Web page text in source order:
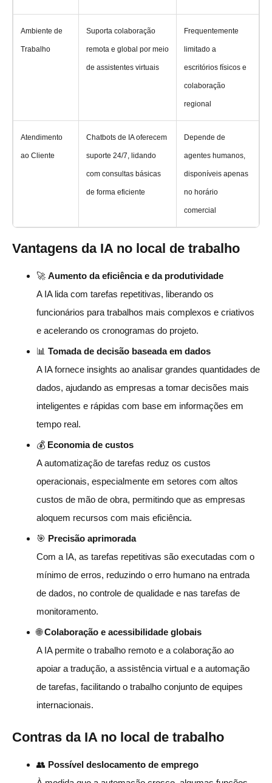
Ambiente de
Trabalho
Suporta colaboração
remota e global por meio
de assistentes virtuais
Frequentemente
limitado a
escritórios físicos e
colaboração
regional
Atendimento
ao Cliente
Chatbots de IA oferecem
suporte 24/7, lidando
com consultas básicas
de forma eficiente
Depende de
agentes humanos,
disponíveis apenas
no horário
comercial
Vantagens da IA no local de trabalho
🚀 Aumento da eficiência e da produtividade
A IA lida com tarefas repetitivas, liberando os
funcionários para trabalhos mais complexos e criativos
e acelerando os cronogramas do projeto.
📊 Tomada de decisão baseada em dados
A IA fornece insights ao analisar grandes quantidades de
dados, ajudando as empresas a tomar decisões mais
inteligentes e rápidas com base em informações em
tempo real.
💰 Economia de custos
A automatização de tarefas reduz os custos
operacionais, especialmente em setores com altos
custos de mão de obra, permitindo que as empresas
aloquem recursos com mais eficiência.
🎯 Precisão aprimorada
Com a IA, as tarefas repetitivas são executadas com o
mínimo de erros, reduzindo o erro humano na entrada
de dados, no controle de qualidade e nas tarefas de
monitoramento.
🌐Colaboração e acessibilidade globais
A IA permite o trabalho remoto e a colaboração ao
apoiar a tradução, a assistência virtual e a automação
de tarefas, facilitando o trabalho conjunto de equipes
internacionais.
Contras da IA no local de trabalho
👥 Possível deslocamento de emprego